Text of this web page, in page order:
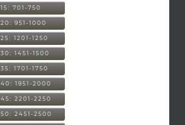
15: 701-750
20: 951-1000
25: 1201-1250
30: 1451-1500
35: 1701-1750
40: 1951-2000
45: 2201-2250
50: 2451-2500